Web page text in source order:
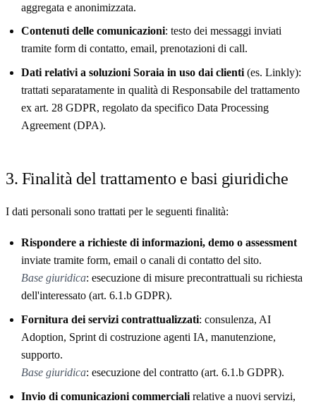
aggregata e anonimizzata.
Contenuti delle comunicazioni: testo dei messaggi inviati
tramite form di contatto, email, prenotazioni di call.
Dati relativi a soluzioni Soraia in uso dai clienti (es. Linkly):
trattati separatamente in qualità di Responsabile del trattamento
ex art. 28 GDPR, regolato da specifico Data Processing
Agreement (DPA).
3. Finalità del trattamento e basi giuridiche
I dati personali sono trattati per le seguenti finalità:
Rispondere a richieste di informazioni, demo o assessment
inviate tramite form, email o canali di contatto del sito.
Base giuridica: esecuzione di misure precontrattuali su richiesta
dell'interessato (art. 6.1.b GDPR).
Fornitura dei servizi contrattualizzati: consulenza, AI
Adoption, Sprint di costruzione agenti IA, manutenzione,
supporto.
Base giuridica: esecuzione del contratto (art. 6.1.b GDPR).
Invio di comunicazioni commerciali relative a nuovi servizi,